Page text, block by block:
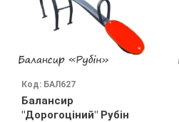
Код: БАЛ627
Балансир
"Дорогоціний" Рубін